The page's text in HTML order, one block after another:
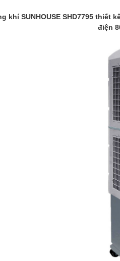
khí SUNHOUSE SHD7795
điện